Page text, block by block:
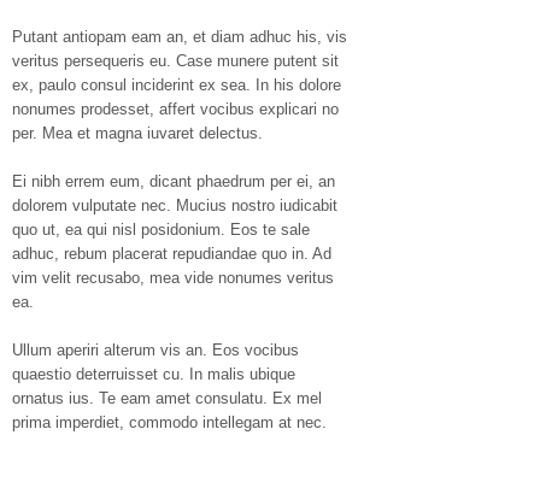
Putant antiopam eam an, et diam adhuc his, vis
veritus persequeris eu. Case munere putent sit
ex, paulo consul inciderint ex sea. In his dolore
nonumes prodesset, affert vocibus explicari no
per. Mea et magna iuvaret delectus.
Ei nibh errem eum, dicant phaedrum per ei, an
dolorem vulputate nec. Mucius nostro iudicabit
quo ut, ea qui nisl posidonium. Eos te sale
adhuc, rebum placerat repudiandae quo in. Ad
vim velit recusabo, mea vide nonumes veritus
ea.
Ullum aperiri alterum vis an. Eos vocibus
quaestio deterruisset cu. In malis ubique
ornatus ius. Te eam amet consulatu. Ex mel
prima imperdiet, commodo intellegam at nec.